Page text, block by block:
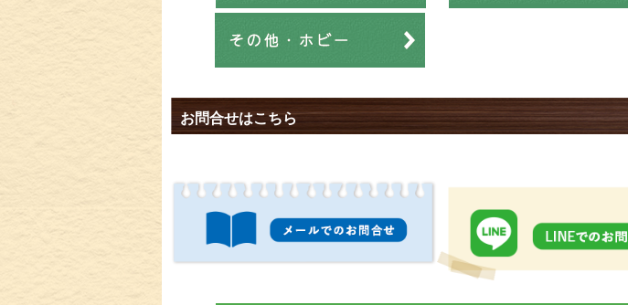
お問合せはこちら